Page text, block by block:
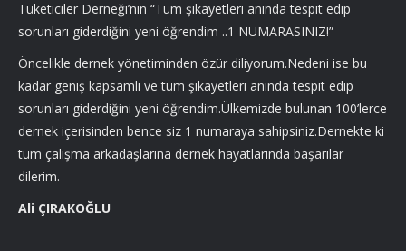
Tüketiciler Derneği’nin “Tüm şikayetleri anında tespit edip
sorunları giderdiğini yeni öğrendim ..1 NUMARASINIZ!”
Öncelikle dernek yönetiminden özür diliyorum.Nedeni ise bu
kadar geniş kapsamlı ve tüm şikayetleri anında tespit edip
sorunları giderdiğini yeni öğrendim.Ülkemizde bulunan 100’lerce
dernek içerisinden bence siz 1 numaraya sahipsiniz.Dernekte ki
tüm çalışma arkadaşlarına dernek hayatlarında başarılar
dilerim.
Ali ÇIRAKOĞLU